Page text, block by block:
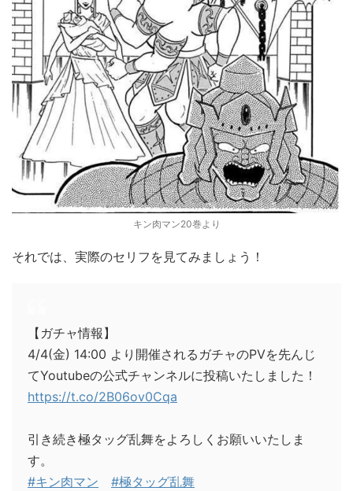
キン肉マン20巻より
それでは、実際のセリフを見てみましょう！
【ガチャ情報】
4/4(金) 14:00 より開催されるガチャのPVを先んじ
てYoutubeの公式チャンネルに投稿いたしました！
https://t.co/2B06ov0Cqa
引き続き極タッグ乱舞をよろしくお願いいたしま
す。
#キン肉マン
#極タッグ乱舞